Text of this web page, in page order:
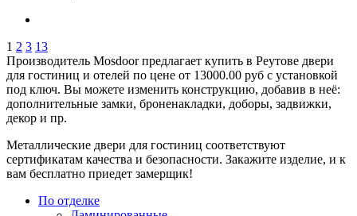
1 2 3 13
Производитель Mosdoor предлагает купить в Реутове двери
для гостиниц и отелей по цене от 13000.00 руб с установкой
под ключ. Вы можете изменить конструкцию, добавив в неё:
дополнительные замки, броненакладки, доборы, задвижки,
декор и пр.
Металлические двери для гостиниц соответствуют
сертификатам качества и безопасности. Закажите изделие, и к
вам бесплатно приедет замерщик!
По отделке